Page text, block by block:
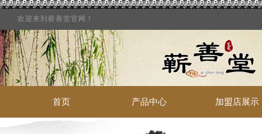
欢迎来到蕲善堂官网！
首页 产品中心 加盟店展示